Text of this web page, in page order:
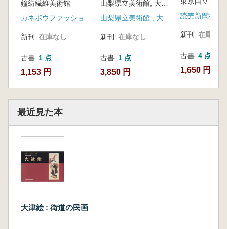
鐘紡繊維美術館
新刊 在庫なし
古書 1 点
1,153 円
新刊 在庫なし
古書 1 点
3,850 円
読売新聞社、
新刊 在庫なし
古書 4 点
1,650 円~
最近見た本
大津絵 : 街道の民画